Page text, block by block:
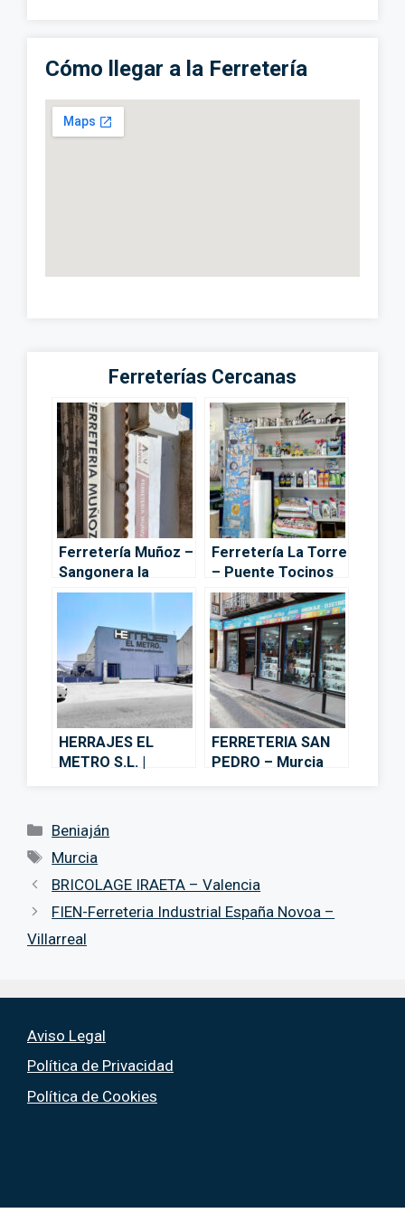
Cómo llegar a la Ferretería
Ferreterías Cercanas
Ferretería Muñoz –
Sangonera la
Verde
Ferretería La Torre
– Puente Tocinos
HERRAJES EL
METRO S.L. |
Alcantarilla
FERRETERIA SAN
PEDRO – Murcia
Categorías
Beniaján
Etiquetas
Murcia
BRICOLAGE IRAETA – Valencia
FIEN-Ferreteria Industrial España Novoa –
Villarreal
Aviso Legal
Política de Privacidad
Política de Cookies